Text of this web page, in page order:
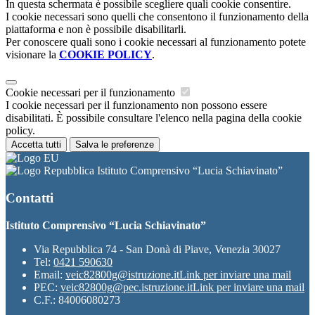
In questa schermata è possibile scegliere quali cookie consentire.
I cookie necessari sono quelli che consentono il funzionamento della
piattaforma e non è possibile disabilitarli.
Per conoscere quali sono i cookie necessari al funzionamento potete
visionare la COOKIE POLICY.
Cookie necessari per il funzionamento
I cookie necessari per il funzionamento non possono essere
disabilitati. È possibile consultare l'elenco nella pagina della cookie
policy.
Accetta tutti Salva le preferenze
Istituto Comprensivo “Lucia Schiavinato”
Contatti
Istituto Comprensivo “Lucia Schiavinato”
Via Repubblica 74 - San Donà di Piave, Venezia 30027
Tel: 0421 590630
Email: veic82800g@istruzione.itLink per inviare una mail
PEC: veic82800g@pec.istruzione.itLink per inviare una mail
C.F.: 84006080273